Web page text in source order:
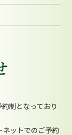
制となっており
ネットでのご予約